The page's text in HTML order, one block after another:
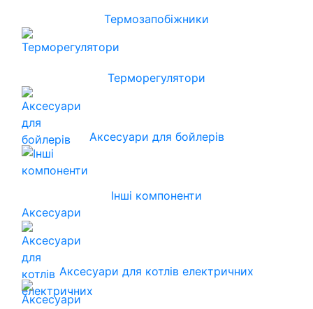
Термозапобіжники
Терморегулятори
Аксесуари для бойлерів
Інші компоненти
Аксесуари
Аксесуари для котлів електричних